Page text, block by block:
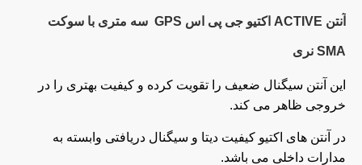
آنتن ACTIVE اکتیو جی پی اس GPS سه متری با سوکت
SMA نری
این آنتن سیگنال ضعیف را تقویت کرده و کیفیت بهتری را در
خروجی ظاهر می کند.
در آنتن های اکتیو کیفیت دیتا و سیگنال دریافتی وابسته به
مدارات داخلی می باشد.